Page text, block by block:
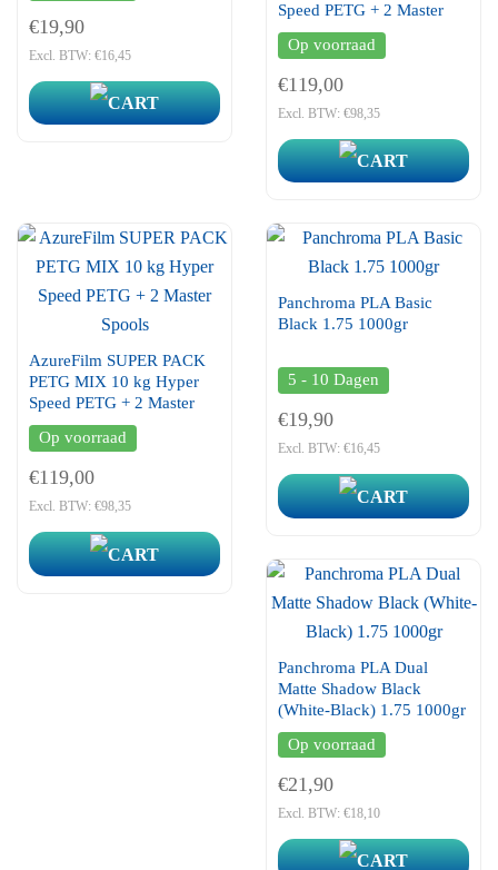
€19,90
Excl. BTW: €16,45
Speed PETG + 2 Master
Spools
Op voorraad
€119,00
Excl. BTW: €98,35
AzureFilm SUPER PACK
PETG MIX 10 kg Hyper
Speed PETG + 2 Master
Spools
Op voorraad
€119,00
Excl. BTW: €98,35
Panchroma PLA Basic
Black 1.75 1000gr
5 - 10 Dagen
€19,90
Excl. BTW: €16,45
Panchroma PLA Dual
Matte Shadow Black
(White-Black) 1.75 1000gr
Op voorraad
€21,90
Excl. BTW: €18,10